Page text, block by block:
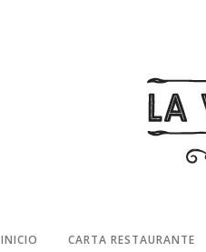
INICIO CARTA RESTAURANTE